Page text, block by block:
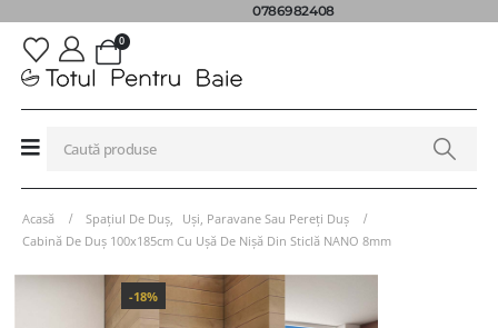
0786982408
0
Acasă Spațiul De Duș
Uși, Paravane Sau Pereți Duș
Cabină De Duș 100x185cm Cu Ușă De Nișă Din Sticlă NANO 8mm
-18%